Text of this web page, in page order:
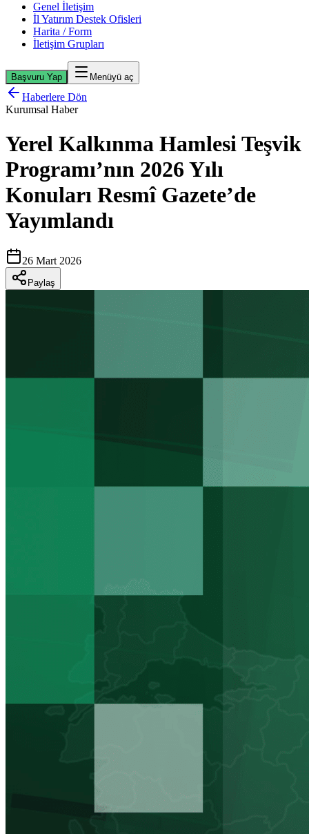
Genel İletişim
İl Yatırım Destek Ofisleri
Harita / Form
İletişim Grupları
Başvuru Yap Menüyü aç
Haberlere Dön
Kurumsal Haber
Yerel Kalkınma Hamlesi Teşvik
Programı’nın 2026 Yılı
Konuları Resmî Gazete’de
Yayımlandı
26 Mart 2026
Paylaş